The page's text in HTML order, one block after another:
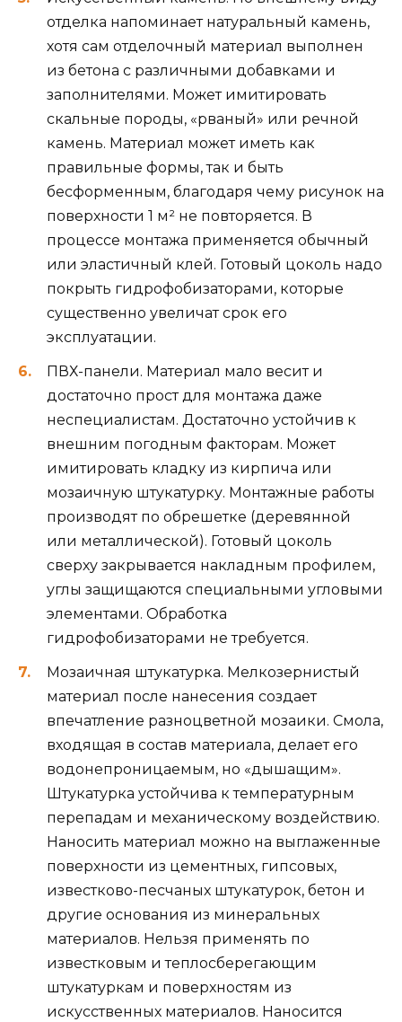
отделка напоминает натуральный камень,
хотя сам отделочный материал выполнен
из бетона с различными добавками и
заполнителями. Может имитировать
скальные породы, «рваный» или речной
камень. Материал может иметь как
правильные формы, так и быть
бесформенным, благодаря чему рисунок на
поверхности 1 м² не повторяется. В
процессе монтажа применяется обычный
или эластичный клей. Готовый цоколь надо
покрыть гидрофобизаторами, которые
существенно увеличат срок его
эксплуатации.
ПВХ-панели. Материал мало весит и
достаточно прост для монтажа даже
неспециалистам. Достаточно устойчив к
внешним погодным факторам. Может
имитировать кладку из кирпича или
мозаичную штукатурку. Монтажные работы
производят по обрешетке (деревянной
или металлической). Готовый цоколь
сверху закрывается накладным профилем,
углы защищаются специальными угловыми
элементами. Обработка
гидрофобизаторами не требуется.
Мозаичная штукатурка. Мелкозернистый
материал после нанесения создает
впечатление разноцветной мозаики. Смола,
входящая в состав материала, делает его
водонепроницаемым, но «дышащим».
Штукатурка устойчива к температурным
перепадам и механическому воздействию.
Наносить материал можно на выглаженные
поверхности из цементных, гипсовых,
известково-песчаных штукатурок, бетон и
другие основания из минеральных
материалов. Нельзя применять по
известковым и теплосберегающим
штукатуркам и поверхностям из
искусственных материалов. Наносится